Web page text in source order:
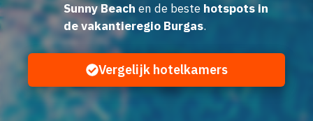
Sunny Beach en de beste hotspots in
de vakantieregio Burgas.
Vergelijk hotelkamers